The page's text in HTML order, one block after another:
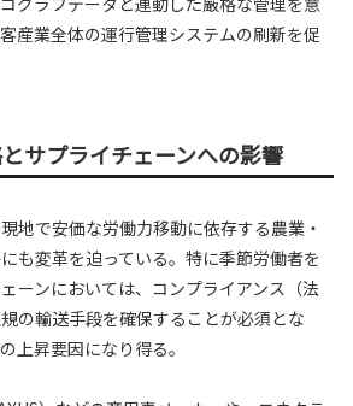
産業全体の運行管理システムの刷新を促
サプライチェーンへの影響
地で安価な労働力移動に依存する農業・
も変革を迫っている。特に季節労働者を
ーンにおいては、コンプライアンス（法
の輸送手段を確保することが必須とな
上昇要因になり得る。